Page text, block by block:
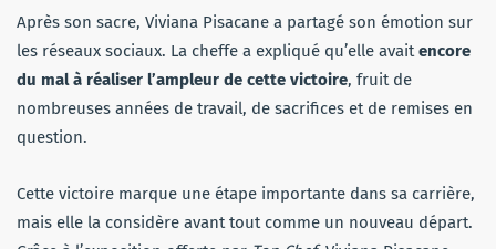
Après son sacre, Viviana Pisacane a partagé son émotion sur
les réseaux sociaux. La cheffe a expliqué qu’elle avaitencore
du mal à réaliser l’ampleur de cette victoire, fruit de
nombreuses années de travail, de sacrifices et de remises en
question.
Cette victoire marque une étape importante dans sa carrière,
mais elle la considère avant tout comme un nouveau départ.